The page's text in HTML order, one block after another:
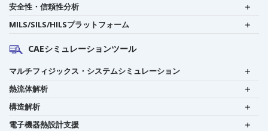
安全性・信頼性分析
MILS/SILS/HILSプラットフォーム
CAEシミュレーションツール
マルチフィジックス・システムシミュレーション
熱流体解析
構造解析
電子機器熱設計支援